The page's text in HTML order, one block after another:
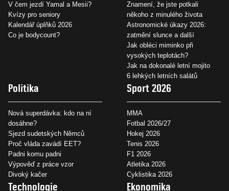
V čem jezdí Yamal a Mesii?
Kvízy pro seniory
Kalendář úplňků 2026
Co je bodycount?
Znamení, že jste potkali
někoho z minulého života
Astronomické úkazy 2026:
zatmění slunce a další
Jak obléci miminko při
vysokých teplotách?
Jak na dokonalé letní mojito
6 lehkých letních salátů
Politika
Nová superdávka: kdo na ní
dosáhne?
Sjezd sudetských Němců
Proč vláda zavádí EET?
Padni komu padni
Výpověď z práce vzor
Divoký kačer
Sport 2026
MMA
Fotbal 2026/27
Hokej 2026
Tenis 2026
F1 2026
Atletika 2026
Cyklistika 2026
Technologie Ekonomika